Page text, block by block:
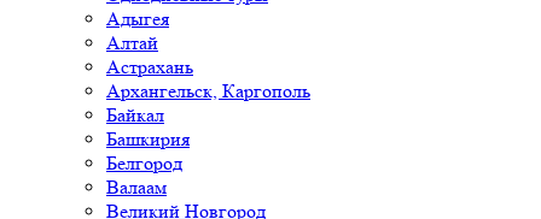
Адыгея
Алтай
Астрахань
Архангельск, Каргополь
Байкал
Башкирия
Белгород
Валаам
Великий Новгород